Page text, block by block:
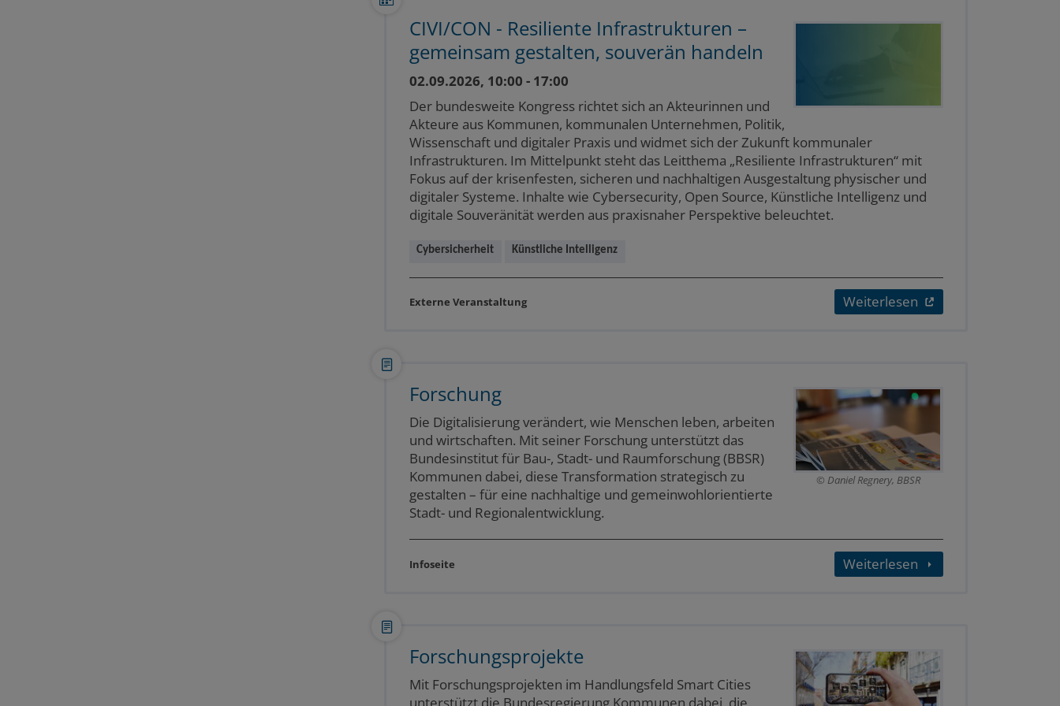
CIVI/CON - Resiliente Infrastrukturen –
gemeinsam gestalten, souverän handeln
02.09.2026, 10:00 - 17:00
Der bundesweite Kongress richtet sich an Akteurinnen und
Akteure aus Kommunen, kommunalen Unternehmen, Politik,
Wissenschaft und digitaler Praxis und widmet sich der Zukunft kommunaler
Infrastrukturen. Im Mittelpunkt steht das Leitthema „Resiliente Infrastrukturen“ mit
Fokus auf der krisenfesten, sicheren und nachhaltigen Ausgestaltung physischer und
digitaler Systeme. Inhalte wie Cybersecurity, Open Source, Künstliche Intelligenz und
digitale Souveränität werden aus praxisnaher Perspektive beleuchtet.
Cybersicherheit Künstliche Intelligenz
Externe Veranstaltung Weiterlesen
Daniel Regnery, BBSR
Forschung
Die Digitalisierung verändert, wie Menschen leben, arbeiten
und wirtschaften. Mit seiner Forschung unterstützt das
Bundesinstitut für Bau-, Stadt- und Raumforschung (BBSR)
Kommunen dabei, diese Transformation strategisch zu
gestalten – für eine nachhaltige und gemeinwohlorientierte
Stadt- und Regionalentwicklung.
Infoseite Weiterlesen
Forschungsprojekte
Mit Forschungsprojekten im Handlungsfeld Smart Cities